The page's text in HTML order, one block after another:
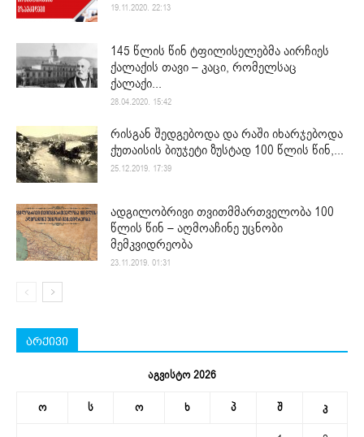
19.11.2020. 22:13
145 წლის წინ ტფილისელებმა აირჩიეს
ქალაქის თავი – კაცი, რომელსაც
ქალაქი...
28.04.2020. 15:42
რისგან შედგებოდა და რაში იხარჯებოდა
ქუთაისის ბიუჯეტი ზუსტად 100 წლის წინ,...
25.12.2019. 17:39
ადგილობრივი თვითმმართველობა 100
წლის წინ – აღმოაჩინე უცნობი
მემკვიდრეობა
23.11.2019. 01:31
არქივი
აგვისტო 2026
ო ს ო ხ პ შ კ